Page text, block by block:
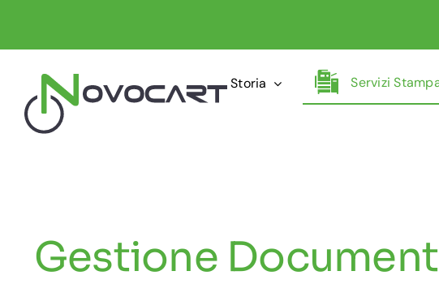
Storia Servizi
Gestione